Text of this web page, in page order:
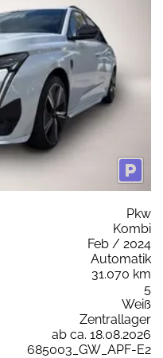
Pkw
Kombi
Feb / 2024
Automatik
31.070 km
5
Weiß
Zentrallager
ab ca. 18.08.2026
685003_GW_APF-E2